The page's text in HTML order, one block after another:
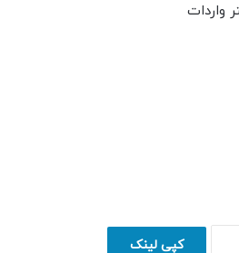
واردات
کپی لینک